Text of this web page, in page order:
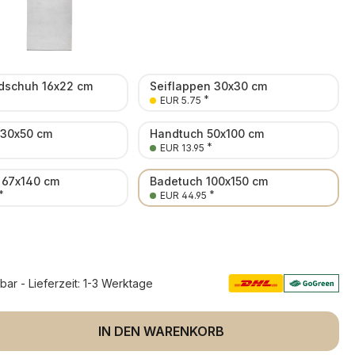
16x22 cm Seiflappen 30x30 cm
EUR 5.75 *
cm Handtuch 50x100 cm
EUR 13.95 *
cm
*
Badetuch 100x150 cm
EUR 44.95 *
- Lieferzeit: 1-3 Werktage
Gib den gewünschten Wert
IN DEN WARENKORB